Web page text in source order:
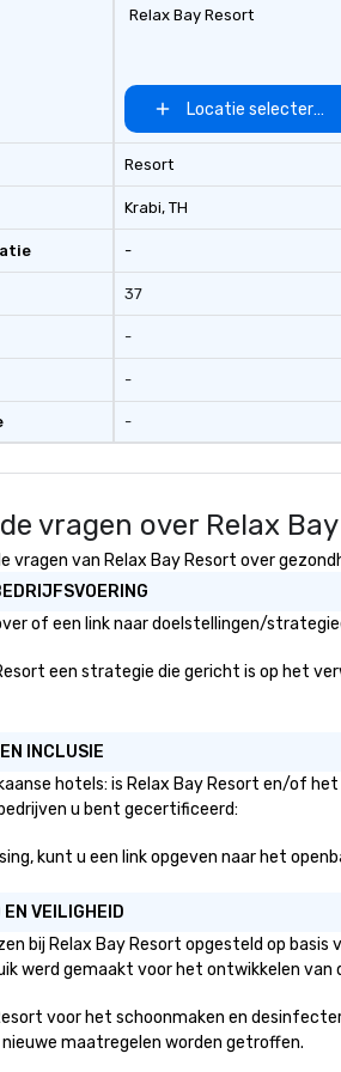
Relax Bay Resort
Locatie selecteren
Resort
Krabi, TH
-
37
-
-
-
vragen over Relax
vragen van Relax Bay Resort over
of een link naar doelstellingen/
een strategie die gericht is op het
INCLUSIE
hotels: is Relax Bay Resort en/of
u bent gecertificeerd:
kunt u een link opgeven naar het
VEILIGHEID
bij Relax Bay Resort opgesteld op
werd gemaakt voor het ontwikkelen van
voor het schoonmaken en
maatregelen worden getroffen.